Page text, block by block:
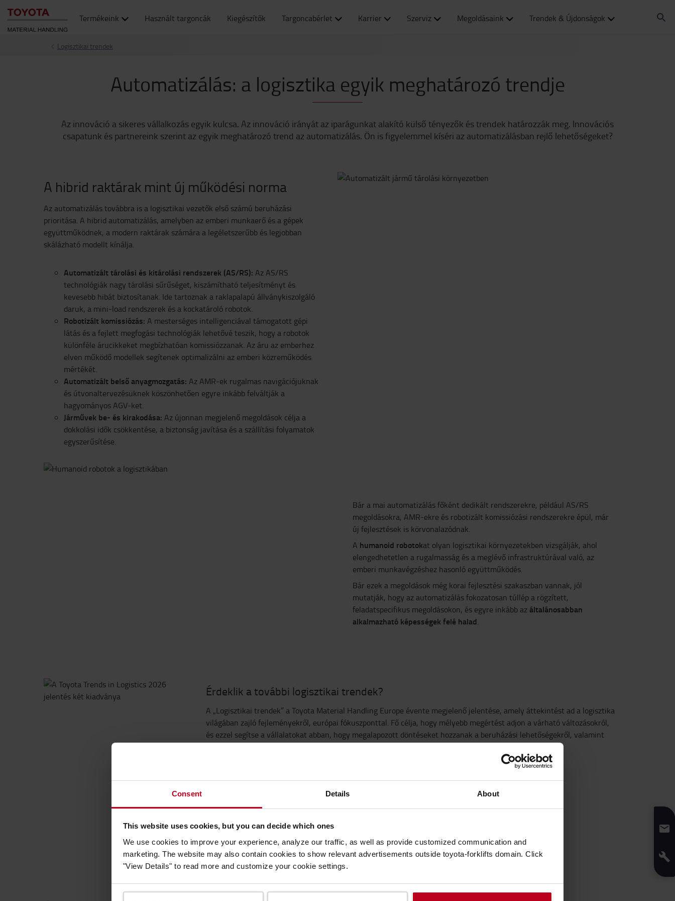
Consent Details About
This website uses cookies, but you can decide which ones
We use cookies to improve your experience, analyze our traffic, as well as provide customized communication and
marketing. The website may also contain cookies to show relevant advertisements outside toyota-forklifts domain. Click
"View Details" to read more and customize your cookie settings.
Termékeink Használt targoncák Kiegészítők Targoncabérlet Karrier Szerviz Megoldásaink Trendek & Újdonságok
Logisztikai trendek
Automatizálás: a logisztika egyik meghatározó trendje
Az innováció a sikeres vállalkozás egyik kulcsa. Az innováció irányát az iparágunkat alakító külső tényezők és trendek határozzák meg. Innovációs
csapatunk és partnereink szerint az egyik meghatározó trend az automatizálás. Ön is figyelemmel kíséri az automatizálásban rejlő lehetőségeket?
A hibrid raktárak mint új működési norma
Az automatizálás továbbra is a logisztikai vezetők első számú beruházási
prioritása. A hibrid automatizálás, amelyben az emberi munkaerő és a gépek
együttműködnek, a modern raktárak számára a legéletszerűbb és legjobban
skálázható modellt kínálja.
Automatizált tárolási és kitárolási rendszerek (AS/RS): Az AS/RS
technológiák nagy tárolási sűrűséget, kiszámítható teljesítményt és
kevesebb hibát biztosítanak. Ide tartoznak a raklapalapú állványkiszolgáló
daruk, a mini-load rendszerek és a kockatároló robotok.
Robotizált komissiózás: A mesterséges intelligenciával támogatott gépi
látás és a fejlett megfogási technológiák lehetővé teszik, hogy a robotok
különféle árucikkeket megbízhatóan komissiózzanak. Az áru az emberhez
elven működő modellek segítenek optimalizálni az emberi közreműködés
mértékét.
Automatizált belső anyagmozgatás: Az AMR-ek rugalmas navigációjuknak
és útvonaltervezésüknek köszönhetően egyre inkább felváltják a
hagyományos AGV-ket.
Járművek be- és kirakodása: Az újonnan megjelenő megoldások célja a
dokkolási idők csökkentése, a biztonság javítása és a szállítási folyamatok
egyszerűsítése.
Bár a mai automatizálás főként dedikált rendszerekre, például AS/RS
megoldásokra, AMR-ekre és robotizált komissiózási rendszerekre épül, már
új fejlesztések is körvonalazódnak.
A humanoid robotokat olyan logisztikai környezetekben vizsgálják, ahol
elengedhetetlen a rugalmasság és a meglévő infrastruktúrával való, az
emberi munkavégzéshez hasonló együttműködés.
Bár ezek a megoldások még korai fejlesztési szakaszban vannak, jól
mutatják, hogy az automatizálás fokozatosan túllép a rögzített,
feladatspecifikus megoldásokon, és egyre inkább az általánosabban
alkalmazható képességek felé halad.
Érdeklik a további logisztikai trendek?
A „Logisztikai trendek” a Toyota Material Handling Europe évente megjelenő jelentése, amely áttekintést ad a logisztika
világában zajló fejleményekről, európai fókuszponttal. Fő célja, hogy mélyebb megértést adjon a várható változásokról,
és ezzel segítse a vállalatokat abban, hogy megalapozott döntéseket hozzanak a beruházási lehetőségekről, valamint